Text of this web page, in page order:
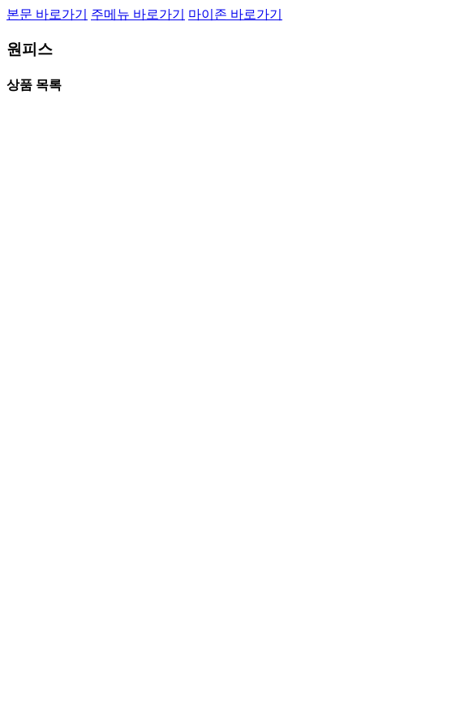
본문 바로가기 주메뉴 바로가기 마이존 바로가기
원피스
상품 목록